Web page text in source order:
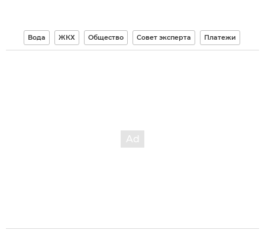
Вода ЖКХ Общество Совет эксперта Платежи